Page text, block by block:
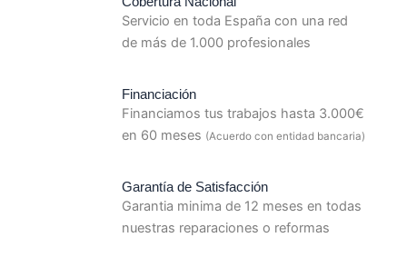
Servicio en toda España con una red
de más de 1.000 profesionales
Financiación
Financiamos tus trabajos hasta 3.000€
en 60 meses (Acuerdo con entidad bancaria)
Garantía de Satisfacción
Garantia minima de 12 meses en todas
nuestras reparaciones o reformas